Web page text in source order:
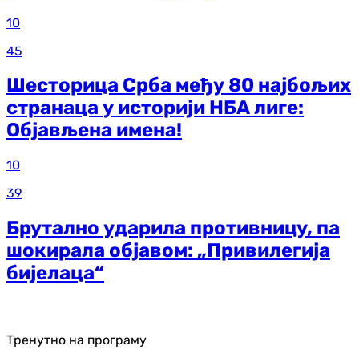
10
45
Шесторица Срба међу 80 најбољих
странаца у историји НБА лиге:
Објављена имена!
10
39
Брутално ударила противницу, па
шокирала објавом: „Привилегија
бијелаца“
Тренутно на програму